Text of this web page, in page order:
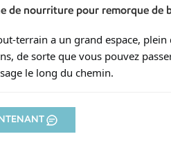
de nourriture pour remorque de
terrain a un grand espace, plein
de sorte que vous pouvez
le long du chemin.